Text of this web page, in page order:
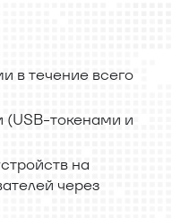
в течение всего
(USB-токенами и
на
через